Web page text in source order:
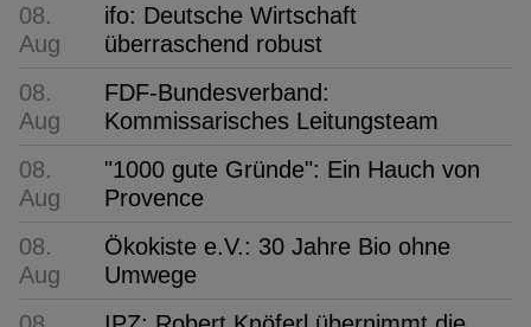
08.
Aug
ifo: Deutsche Wirtschaft
überraschend robust
08.
Aug
FDF-Bundesverband:
Kommissarisches Leitungsteam
08.
Aug
"1000 gute Gründe": Ein Hauch von
Provence
08.
Aug
Ökokiste e.V.: 30 Jahre Bio ohne
Umwege